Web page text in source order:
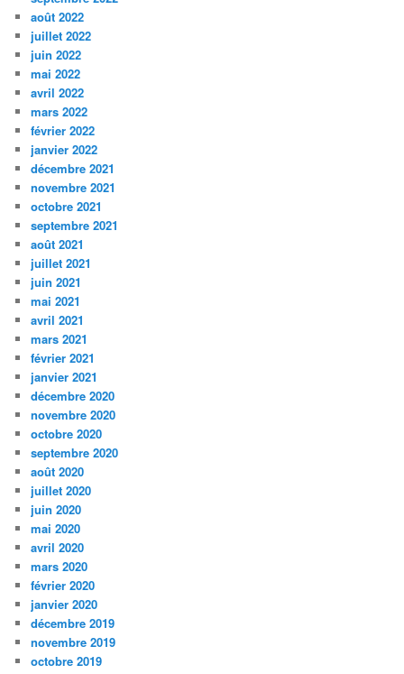
août 2022
juillet 2022
juin 2022
mai 2022
avril 2022
mars 2022
février 2022
janvier 2022
décembre 2021
novembre 2021
octobre 2021
septembre 2021
août 2021
juillet 2021
juin 2021
mai 2021
avril 2021
mars 2021
février 2021
janvier 2021
décembre 2020
novembre 2020
octobre 2020
septembre 2020
août 2020
juillet 2020
juin 2020
mai 2020
avril 2020
mars 2020
février 2020
janvier 2020
décembre 2019
novembre 2019
octobre 2019